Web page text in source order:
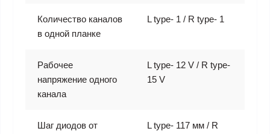
Количество каналов
в одной планке
L type- 1 / R type- 1
Рабочее
напряжение одного
канала
L type- 12 V / R type-
15 V
Шаг диодов от
L type- 117 мм / R